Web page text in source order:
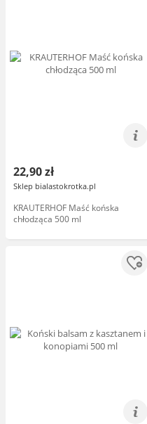
22,90 zł
Sklep bialastokrotka.pl
KRAUTERHOF Maść końska
chłodząca 500 ml